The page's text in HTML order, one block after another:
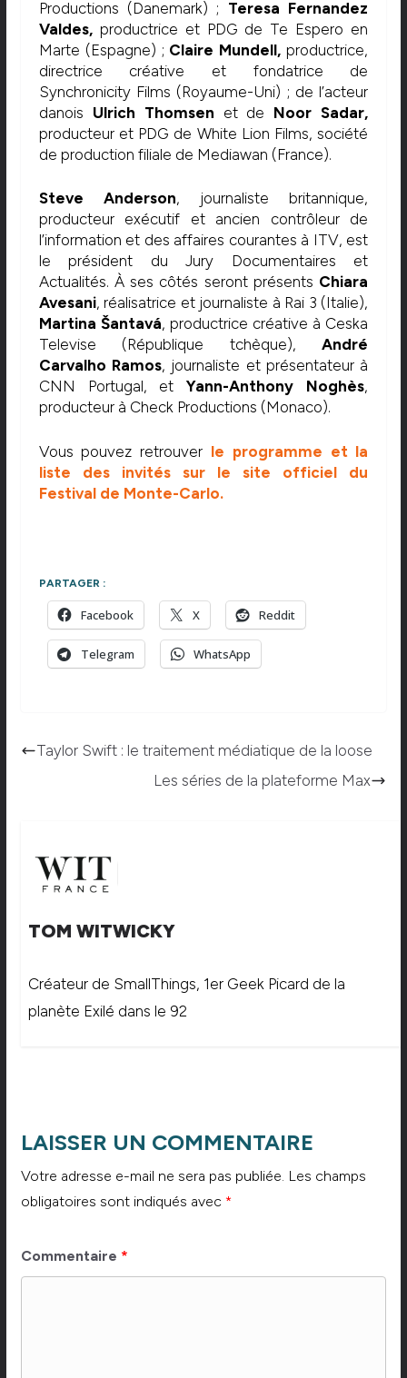
Productions (Danemark) ; Teresa Fernandez
Valdes,productrice et PDG de Te Espero en
Marte (Espagne) ; Claire Mundell, productrice,
directrice créative et fondatrice de
Synchronicity Films (Royaume-Uni) ; de l’acteur
danois Ulrich Thomsen et de Noor Sadar,
producteur et PDG de White Lion Films, société
de production filiale de Mediawan (France).
Steve Anderson, journaliste britannique,
producteur exécutif et ancien contrôleur de
l’information et des affaires courantes à ITV, est
le président du Jury Documentaires et
Actualités. À ses côtés seront présents Chiara
Avesani, réalisatrice et journaliste à Rai 3 (Italie),
Martina Šantavá, productrice créative à Ceska
Televise (République tchèque),André
Carvalho Ramos, journaliste et présentateur à
CNN Portugal, etYann-Anthony Noghès,
producteur à Check Productions (Monaco).
Vous pouvez retrouver le programme et la
liste des invités sur le site officiel du
Festival de Monte-Carlo.
PARTAGER :
Facebook X Reddit
Telegram WhatsApp
Taylor Swift : le traitement médiatique de la loose
Les séries de la plateforme Max
TOM WITWICKY
Créateur de SmallThings, 1er Geek Picard de la
planète Exilé dans le 92
LAISSER UN COMMENTAIRE
Votre adresse e-mail ne sera pas publiée. Les champs
obligatoires sont indiqués avec *
Commentaire *